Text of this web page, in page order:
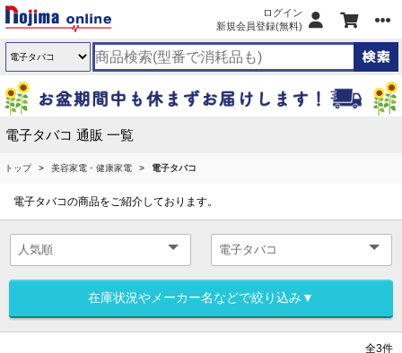
ログイン
新規会員登録(無料)
電子タバコ 通販 一覧
トップ 美容家電・健康家電 電子タバコ
電子タバコの商品をご紹介しております。
在庫状況やメーカー名などで絞り込み▼
全3件